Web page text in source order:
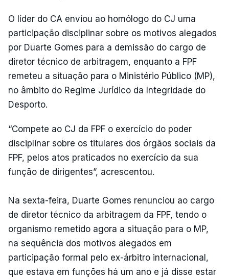
O líder do CA enviou ao homólogo do CJ uma
participação disciplinar sobre os motivos alegados
por Duarte Gomes para a demissão do cargo de
diretor técnico de arbitragem, enquanto a FPF
remeteu a situação para o Ministério Público (MP),
no âmbito do Regime Jurídico da Integridade do
Desporto.
“Compete ao CJ da FPF o exercício do poder
disciplinar sobre os titulares dos órgãos sociais da
FPF, pelos atos praticados no exercício da sua
função de dirigentes”, acrescentou.
Na sexta-feira, Duarte Gomes renunciou ao cargo
de diretor técnico da arbitragem da FPF, tendo o
organismo remetido agora a situação para o MP,
na sequência dos motivos alegados em
participação formal pelo ex-árbitro internacional,
que estava em funções há um ano e já disse estar